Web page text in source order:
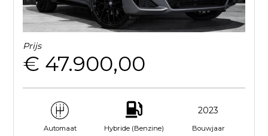
Prijs
€ 47.900,00
Automaat Hybride (Benzine)
2023
Bouwjaar